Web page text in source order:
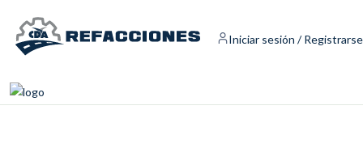
Iniciar sesión / Registrarse